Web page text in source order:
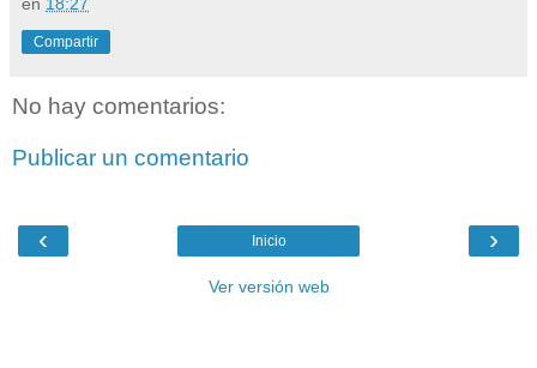
Compartir
No hay comentarios:
Publicar un comentario
‹ ›
Inicio
Ver versión web